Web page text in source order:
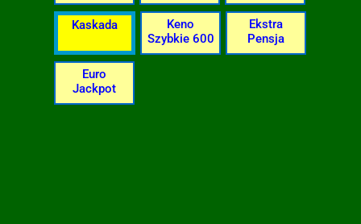
Kaskada
Keno
Szybkie 600
Ekstra
Pensja
Euro
Jackpot